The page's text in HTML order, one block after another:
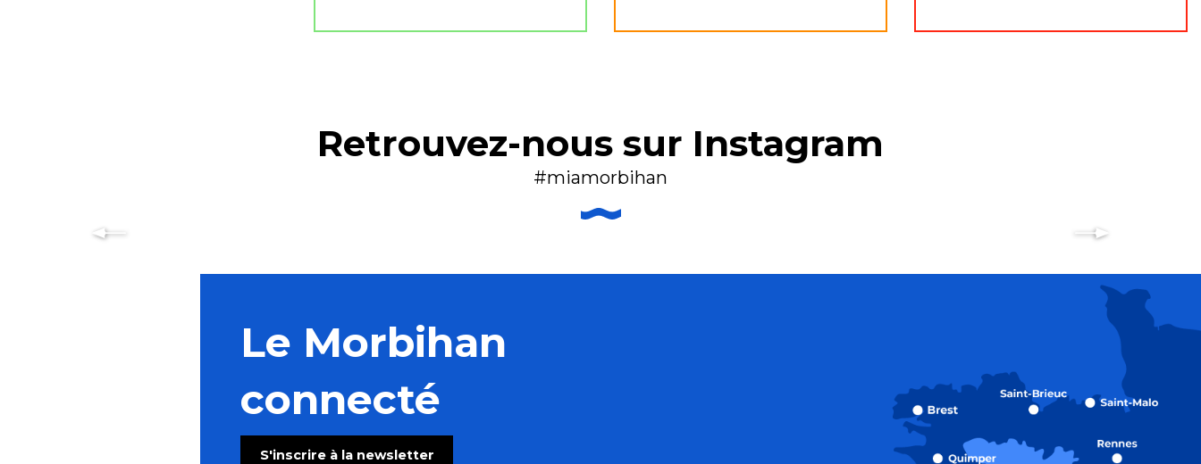
Retrouvez-nous sur Instagram
#miamorbihan
Le Morbihan
connecté
S'inscrire à la newsletter